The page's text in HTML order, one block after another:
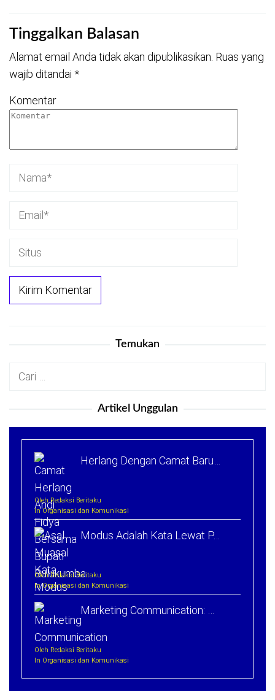
Tinggalkan Balasan
Alamat email Anda tidak akan dipublikasikan. Ruas yang
wajib ditandai *
Komentar
Temukan
Cari
Artikel Unggulan
Herlang Dengan Camat Baru…
Oleh Redaksi Beritaku
In Organisasi dan Komunikasi
Modus Adalah Kata Lewat P…
Oleh Redaksi Beritaku
In Organisasi dan Komunikasi
Marketing Communication: …
Oleh Redaksi Beritaku
In Organisasi dan Komunikasi